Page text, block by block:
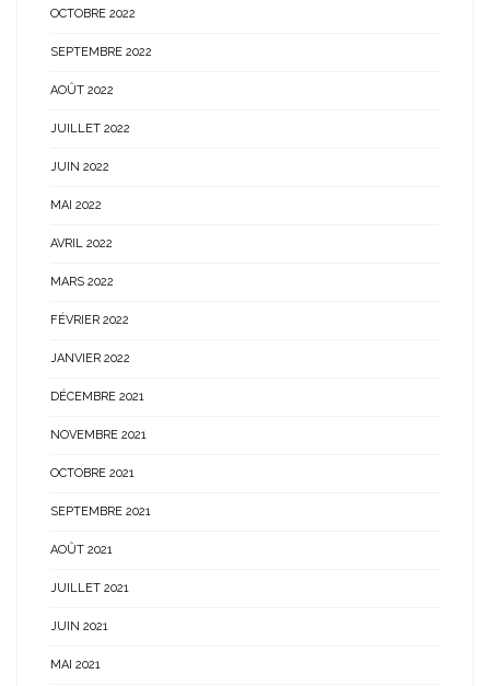
OCTOBRE 2022
SEPTEMBRE 2022
AOÛT 2022
JUILLET 2022
JUIN 2022
MAI 2022
AVRIL 2022
MARS 2022
FÉVRIER 2022
JANVIER 2022
DÉCEMBRE 2021
NOVEMBRE 2021
OCTOBRE 2021
SEPTEMBRE 2021
AOÛT 2021
JUILLET 2021
JUIN 2021
MAI 2021